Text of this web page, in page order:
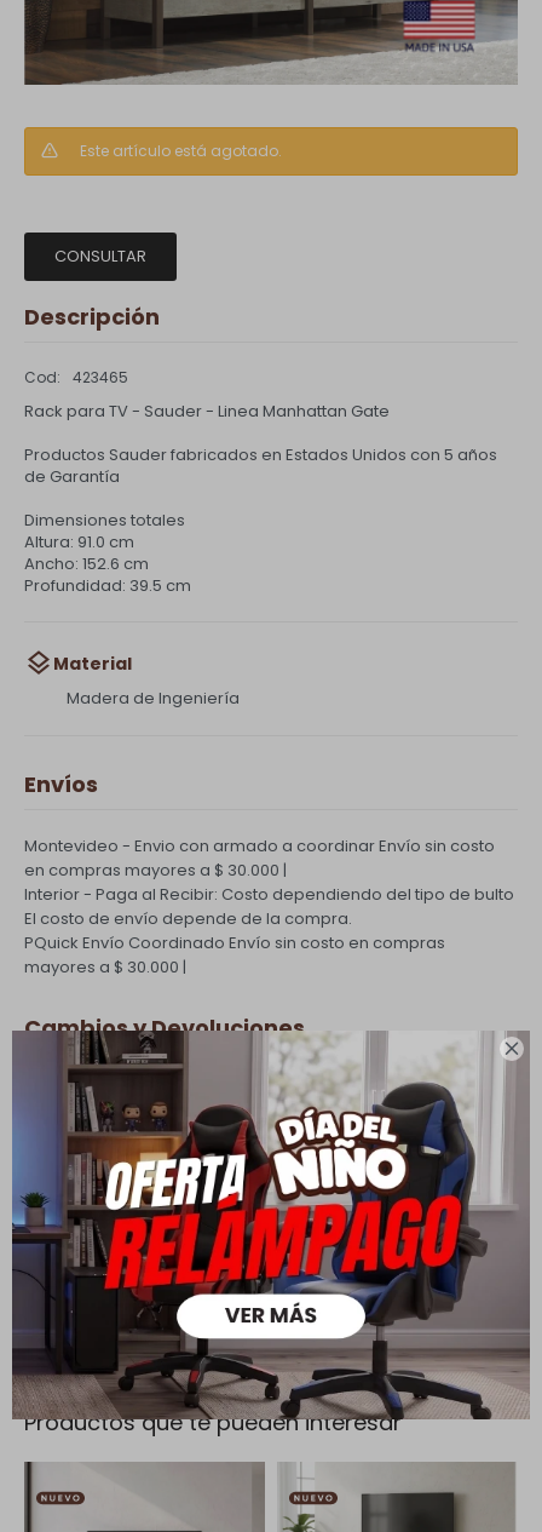

Este artículo está agotado.
CONSULTAR
Descripción
423465
Rack para TV - Sauder - Linea Manhattan Gate
Productos Sauder fabricados en Estados Unidos con 5 años
de Garantía
Dimensiones totales
Altura: 91.0 cm
Ancho: 152.6 cm
Profundidad: 39.5 cm
Material
Madera de Ingeniería
Envíos
Montevideo - Envio con armado a coordinarEnvío sin costo
en compras mayores a $ 30.000 |
Interior - Paga al Recibir: Costo dependiendo del tipo de bulto
El costo de envío depende de la compra.
PQuick Envío Coordinado Envío sin costo en compras
mayores a $ 30.000 |
Cambios y Devoluciones
Todas las compras realizadas tienen un plazo de 5 días para
su cambio.
Medios de pago
Productos que te pueden interesar